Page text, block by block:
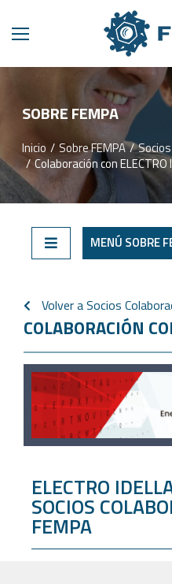
SOBRE FEMPA
Estás aquí:
Inicio Sobre FEMPA
Colaboración con ELECTRO
MENÚ SOBRE
Volver a Socios
COLABORACIÓN
ELECTRO
SOCIOS
FEMPA